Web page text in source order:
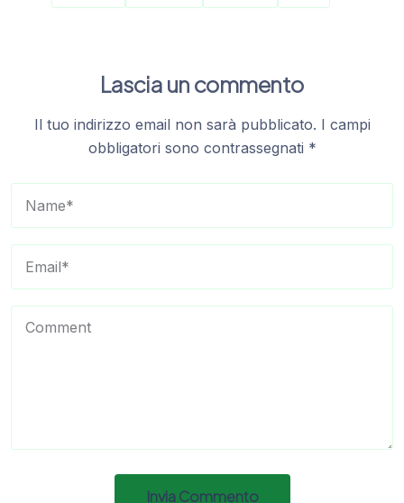
Lascia un commento
Il tuo indirizzo email non sarà pubblicato. I campi
obbligatori sono contrassegnati *